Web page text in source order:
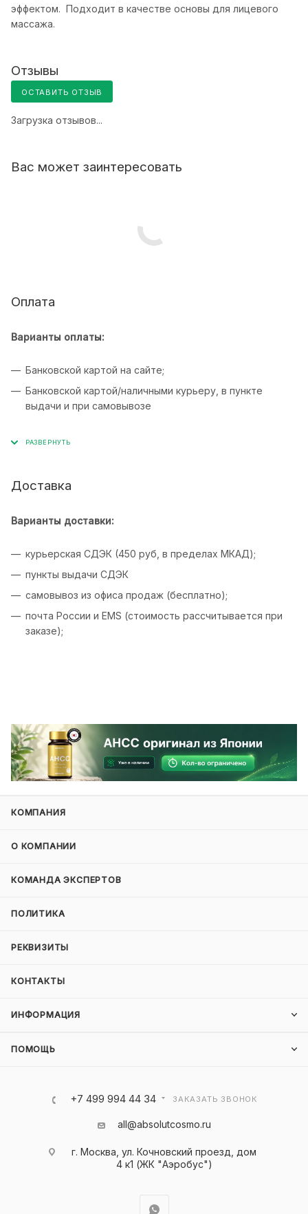
эффектом. Подходит в качестве основы для лицевого
массажа.
Отзывы
ОСТАВИТЬ ОТЗЫВ
Загрузка отзывов...
Вас может заинтересовать
Оплата
Варианты оплаты:
Банковской картой на сайте;
Банковской картой/наличными курьеру, в пункте
выдачи и при самовывозе
Доставка
Варианты доставки:
курьерская СДЭК (450 руб, в пределах МКАД);
пункты выдачи СДЭК
самовывоз из офиса продаж (бесплатно);
почта России и EMS (стоимость рассчитывается при
заказе);
КОМПАНИЯ
О КОМПАНИИ
КОМАНДА ЭКСПЕРТОВ
ПОЛИТИКА
РЕКВИЗИТЫ
КОНТАКТЫ
ИНФОРМАЦИЯ
ПОМОЩЬ
+7 499 994 44 34 ЗАКАЗАТЬ ЗВОНОК
all@absolutcosmo.ru
г. Москва, ул. Кочновский проезд, дом
4 к1 (ЖК "Аэробус")